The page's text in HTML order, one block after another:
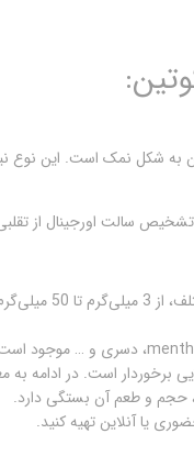
به شکل نمک است. این نوع
سالت اورجینال از
سالت
برخوردار است. در ادامه به
حجم و طعم آن بستگی دارد.
یا آنلاین تهیه کنید.